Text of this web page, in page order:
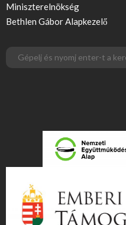
Miniszterelnökség
Bethlen Gábor Alapkezelő